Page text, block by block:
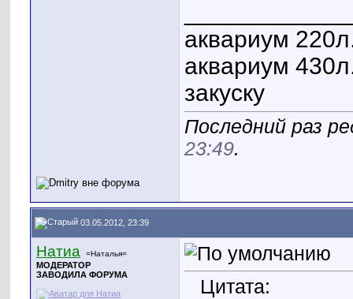
аквариум
аквариум
закуску
Последний раз
23:49.
03.05.2012, 23:39
Натиа =Наталья=
МОДЕРАТОР
ЗАВОДИЛА ФОРУМА
Цитата: